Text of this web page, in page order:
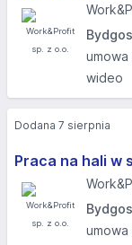
wideo
Praca na hali w
Dodana 7 sierpnia